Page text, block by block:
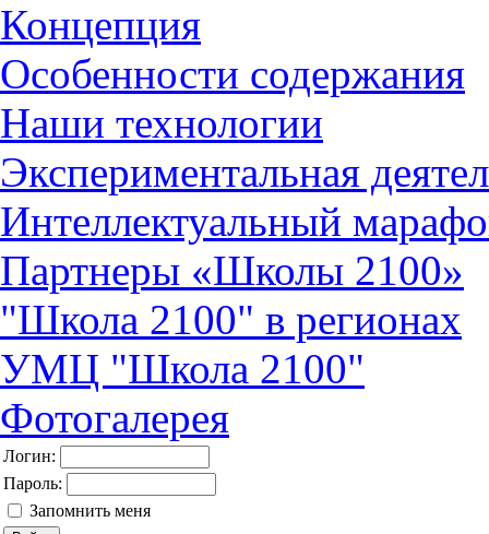
Концепция
Особенности содержания
Наши технологии
Экспериментальная
Интеллектуальный
Партнеры «Школы 2100»
"Школа 2100" в регионах
УМЦ "Школа 2100"
Фотогалерея
Логин:
Пароль:
Запомнить меня